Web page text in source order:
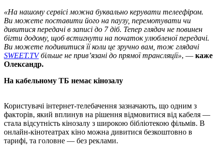
«На нашому сервісі можна буквально керувати телеефіром.
Ви можете поставити його на паузу, перемотувати чи
дивитися передачі в записі до 7 діб. Тепер глядач не повинен
бігти додому, щоб встигнути на початок улюбленої передачі.
Ви можете подивитися її коли це зручно вам, тож глядачі
SWEET.TVбільше не прив’язані до прямої трансляції», — каже
Олександр.
На кабельному ТБ немає кінозалу
Користувачі інтернет-телебачення зазначають, що одним з
факторів, який вплинув на рішення відмовитися від кабеля —
стала відсутність кінозалу з широкою бібліотекою фільмів. В
онлайн-кінотеатрах кіно можна дивитися безкоштовно в
тарифі, та головне — без реклами.